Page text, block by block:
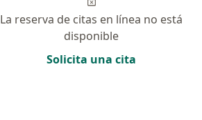
La reserva de citas en línea no está
disponible
Solicita una cita